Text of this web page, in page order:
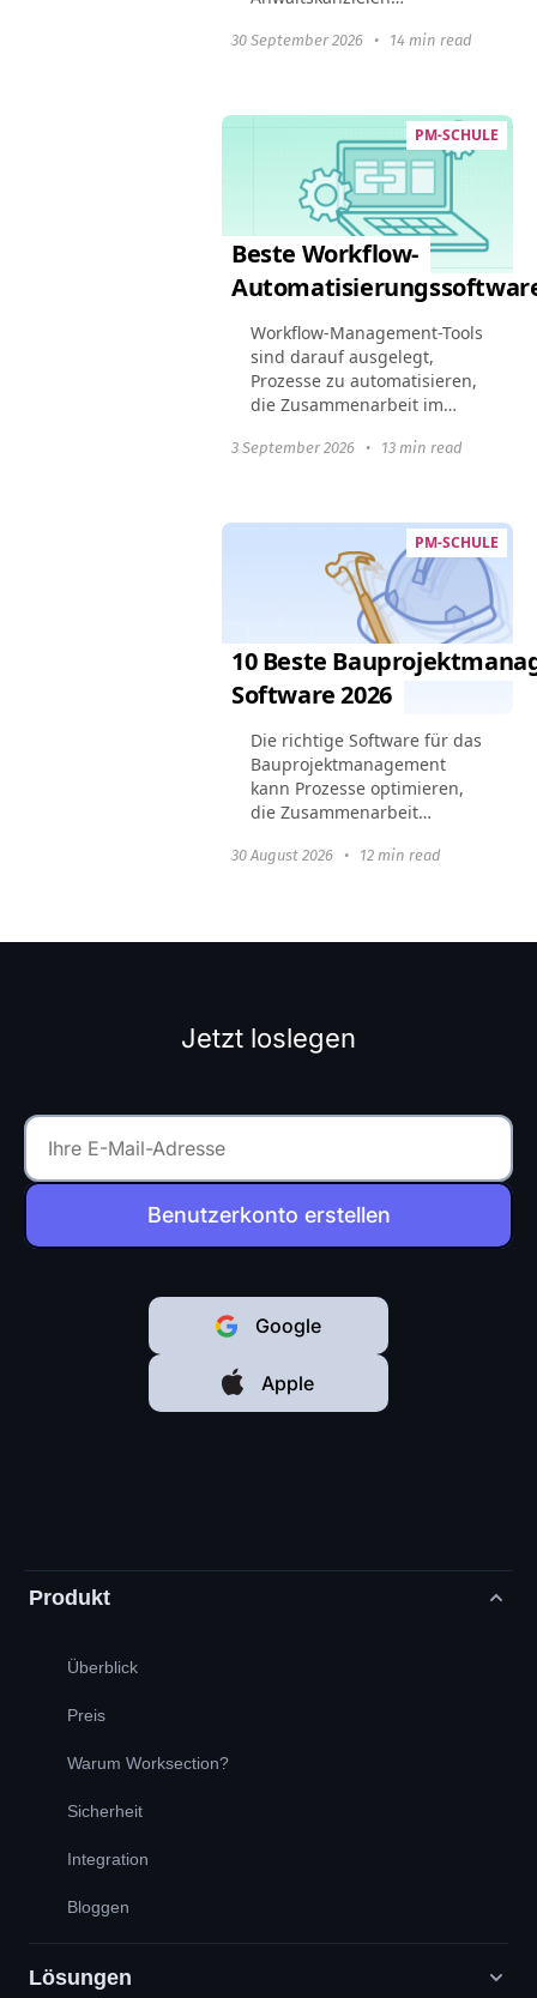
Rechtsanwaltskanzleien
Fallmanagement optimieren,
die Einhaltung rechtlicher...
30 September 2026 • 14 min read
PM-SCHULE
Beste Workflow-
Workflow-Management-Tools
sind darauf ausgelegt,
Prozesse zu automatisieren,
die Zusammenarbeit im
Gesamtproduktivität zu
Workflow...
3 September 2026 • 13 min read
PM-SCHULE
10 Beste
Software 2026
Die richtige Software für das
Bauprojektmanagement
kann Prozesse optimieren,
die Zusammenarbeit
sicherstellen, dass Projekte
30 August 2026 • 12 min read
Jetzt loslegen
Benutzerkonto erstellen
Google
Apple
Produkt
Überblick
Preis
Warum Worksection?
Sicherheit
Integration
Bloggen
Lösungen